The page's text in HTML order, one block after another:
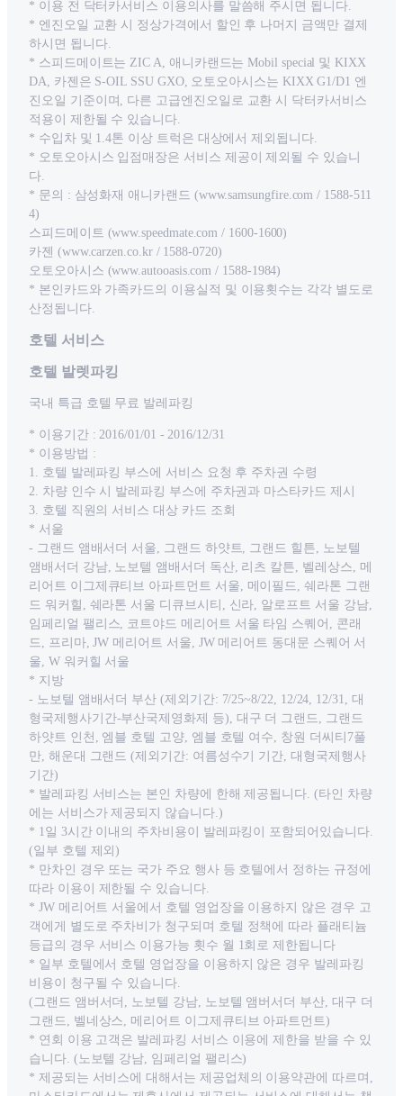
* 이용 전 닥터카서비스 이용의사를 말씀해 주시면 됩니다.
* 엔진오일 교환 시 정상가격에서 할인 후 나머지 금액만 결제
하시면 됩니다.
* 스피드메이트는 ZIC A, 애니카랜드는 Mobil special 및 KIXX
DA, 카젠은 S-OIL SSU GXO, 오토오아시스는 KIXX G1/D1 엔
진오일 기준이며, 다른 고급엔진오일로 교환 시 닥터카서비스
적용이 제한될 수 있습니다.
* 수입차 및 1.4톤 이상 트럭은 대상에서 제외됩니다.
* 오토오아시스 입점매장은 서비스 제공이 제외될 수 있습니
다.
* 문의 : 삼성화재 애니카랜드 (www.samsungfire.com / 1588-511
4)
스피드메이트 (www.speedmate.com / 1600-1600)
카젠 (www.carzen.co.kr / 1588-0720)
오토오아시스 (www.autooasis.com / 1588-1984)
* 본인카드와 가족카드의 이용실적 및 이용횟수는 각각 별도로
산정됩니다.
호텔 서비스
호텔 발렛파킹
국내 특급 호텔 무료 발레파킹
* 이용기간 : 2016/01/01 - 2016/12/31
* 이용방법 :
1. 호텔 발레파킹 부스에 서비스 요청 후 주차권 수령
2. 차량 인수 시 발레파킹 부스에 주차권과 마스타카드 제시
3. 호텔 직원의 서비스 대상 카드 조회
* 서울
- 그랜드 앰배서더 서울, 그랜드 하얏트, 그랜드 힐튼, 노보텔
앰배서더 강남, 노보텔 앰배서더 독산, 리츠 칼튼, 벨레상스, 메
리어트 이그제큐티브 아파트먼트 서울, 메이필드, 쉐라톤 그랜
드 워커힐, 쉐라톤 서울 디큐브시티, 신라, 알로프트 서울 강남,
임페리얼 팰리스, 코트야드 메리어트 서울 타임 스퀘어, 콘래
드, 프리마, JW 메리어트 서울, JW 메리어트 동대문 스퀘어 서
울, W 워커힐 서울
* 지방
- 노보텔 앰배서더 부산 (제외기간: 7/25~8/22, 12/24, 12/31, 대
형국제행사기간-부산국제영화제 등), 대구 더 그랜드, 그랜드
하얏트 인천, 엠블 호텔 고양, 엠블 호텔 여수, 창원 더씨티7풀
만, 해운대 그랜드 (제외기간: 여름성수기 기간, 대형국제행사
기간)
* 발레파킹 서비스는 본인 차량에 한해 제공됩니다. (타인 차량
에는 서비스가 제공되지 않습니다.)
* 1일 3시간 이내의 주차비용이 발레파킹이 포함되어있습니다.
(일부 호텔 제외)
* 만차인 경우 또는 국가 주요 행사 등 호텔에서 정하는 규정에
따라 이용이 제한될 수 있습니다.
* JW 메리어트 서울에서 호텔 영업장을 이용하지 않은 경우 고
객에게 별도로 주차비가 청구되며 호텔 정책에 따라 플래티늄
등급의 경우 서비스 이용가능 횟수 월 1회로 제한됩니다
* 일부 호텔에서 호텔 영업장을 이용하지 않은 경우 발레파킹
비용이 청구될 수 있습니다.
(그랜드 앰버서더, 노보텔 강남, 노보텔 앰버서더 부산, 대구 더
그랜드, 벨네상스, 메리어트 이그제큐티브 아파트먼트)
* 연회 이용 고객은 발레파킹 서비스 이용에 제한을 받을 수 있
습니다. (노보텔 강남, 임페리얼 팰리스)
* 제공되는 서비스에 대해서는 제공업체의 이용약관에 따르며,